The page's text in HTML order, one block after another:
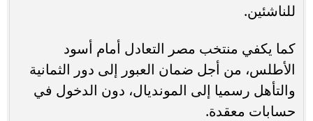
للناشئين.
كما يكفي منتخب مصر التعادل أمام أسود
الأطلس، من أجل ضمان العبور إلى دور الثمانية
والتأهل رسميا إلى المونديال، دون الدخول في
حسابات معقدة.